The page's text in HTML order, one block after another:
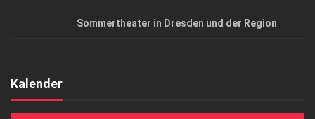
Sommertheater in Dresden und der Region
Kalender